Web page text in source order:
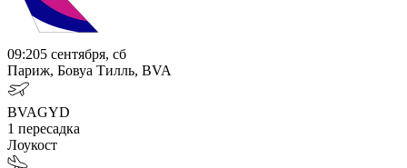
09:205 сентября, сб
Париж, Бовуа Тилль, BVA
BVAGYD
1 пересадка
Лоукост